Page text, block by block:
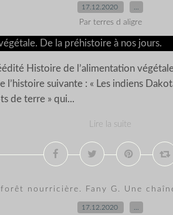
17.12.2020
Par terres d aligre
Histoire de l’alimentation
suivante : « Les indiens
de terre » qui...
Lire la suite
forêt nourricière. Fany G. Une
17.12.2020